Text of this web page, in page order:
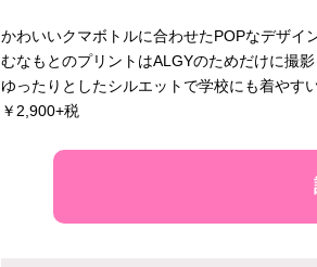
かわいいクマボトルに合わせたPOPなデザイ
むなもとのプリントはALGYのためだけに撮影
ゆったりとしたシルエットで学校にも着やす
￥2,900+税